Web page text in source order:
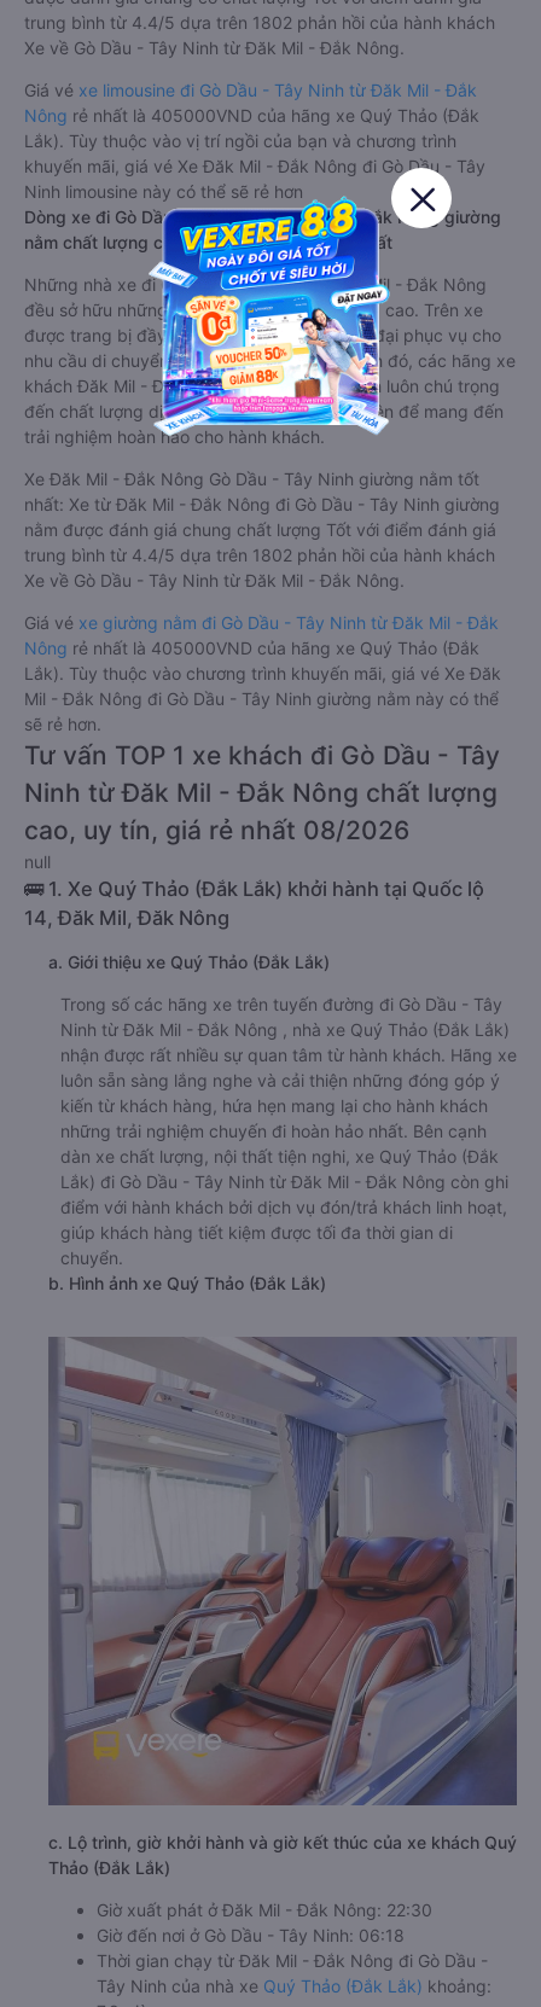
trung bình từ 4.4/5 dựa trên 1802 phản hồi của hành khách
Xe về Gò Dầu - Tây Ninh từ Đăk Mil - Đắk Nông.
Giá vé xe limousine đi Gò Dầu - Tây Ninh từ Đăk Mil - Đắk
Nông rẻ nhất là 405000VND của hãng xe Quý Thảo (Đắk
Lắk). Tùy thuộc vào vị trí ngồi của bạn và chương trình
khuyến mãi, giá vé Xe Đăk Mil - Đắk Nông đi Gò Dầu - Tây
Ninh limousine này có thể sẽ rẻ hơn
Dòng xe đi Gò Dầu - Tây Ninh từ Đăk Mil - Đắk Nông giường
nằm chất lượng cao: Thoải mái, giá cả tốt nhất
Những nhà xe đi Gò Dầu - Tây Ninh từ Đăk Mil - Đắk Nông
đều sở hữu những xe giường nằm chất lượng cao. Trên xe
được trang bị đầy đủ các trang thiết bị hiện đại phục vụ cho
nhu cầu di chuyển của hành khách. Bên cạnh đó, các hãng xe
khách Đăk Mil - Đắk Nông Gò Dầu - Tây Ninh luôn chú trọng
đến chất lượng dịch vụ, không ngừng cải thiện để mang đến
trải nghiệm hoàn hảo cho hành khách.
Xe Đăk Mil - Đắk Nông Gò Dầu - Tây Ninh giường nằm tốt
nhất: Xe từ Đăk Mil - Đắk Nông đi Gò Dầu - Tây Ninh giường
nằm được đánh giá chung chất lượng Tốt với điểm đánh giá
trung bình từ 4.4/5 dựa trên 1802 phản hồi của hành khách
Xe về Gò Dầu - Tây Ninh từ Đăk Mil - Đắk Nông.
Giá vé xe giường nằm đi Gò Dầu - Tây Ninh từ Đăk Mil - Đắk
Nông rẻ nhất là 405000VND của hãng xe Quý Thảo (Đắk
Lắk). Tùy thuộc vào chương trình khuyến mãi, giá vé Xe Đăk
Mil - Đắk Nông đi Gò Dầu - Tây Ninh giường nằm này có thể
sẽ rẻ hơn.
Tư vấn TOP 1 xe khách đi Gò Dầu - Tây
Ninh từ Đăk Mil - Đắk Nông chất lượng
cao, uy tín, giá rẻ nhất 08/2026
null
🚌 1. Xe Quý Thảo (Đắk Lắk) khởi hành tại Quốc lộ
14, Đăk Mil, Đăk Nông
a. Giới thiệu xe Quý Thảo (Đắk Lắk)
Trong số các hãng xe trên tuyến đường đi Gò Dầu - Tây
Ninh từ Đăk Mil - Đắk Nông , nhà xe Quý Thảo (Đắk Lắk)
nhận được rất nhiều sự quan tâm từ hành khách. Hãng xe
luôn sẵn sàng lắng nghe và cải thiện những đóng góp ý
kiến từ khách hàng, hứa hẹn mang lại cho hành khách
những trải nghiệm chuyến đi hoàn hảo nhất. Bên cạnh
dàn xe chất lượng, nội thất tiện nghi, xe Quý Thảo (Đắk
Lắk) đi Gò Dầu - Tây Ninh từ Đăk Mil - Đắk Nông còn ghi
điểm với hành khách bởi dịch vụ đón/trả khách linh hoạt,
giúp khách hàng tiết kiệm được tối đa thời gian di
chuyển.
b. Hình ảnh xe Quý Thảo (Đắk Lắk)
c. Lộ trình, giờ khởi hành và giờ kết thúc của xe khách Quý
Thảo (Đắk Lắk)
Giờ xuất phát ở Đăk Mil - Đắk Nông: 22:30
Giờ đến nơi ở Gò Dầu - Tây Ninh: 06:18
Thời gian chạy từ Đăk Mil - Đắk Nông đi Gò Dầu -
Tây Ninh của nhà xe Quý Thảo (Đắk Lắk) khoảng: